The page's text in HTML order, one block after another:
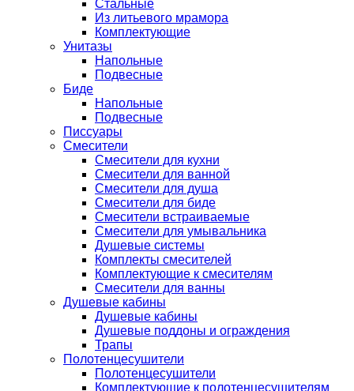
Стальные
Из литьевого мрамора
Комплектующие
Унитазы
Напольные
Подвесные
Биде
Напольные
Подвесные
Писсуары
Смесители
Смесители для кухни
Смесители для ванной
Смесители для душа
Смесители для биде
Смесители встраиваемые
Смесители для умывальника
Душевые системы
Комплекты смесителей
Комплектующие к смесителям
Смесители для ванны
Душевые кабины
Душевые кабины
Душевые поддоны и ограждения
Трапы
Полотенцесушители
Полотенцесушители
Комплектующие к полотенцесушителям